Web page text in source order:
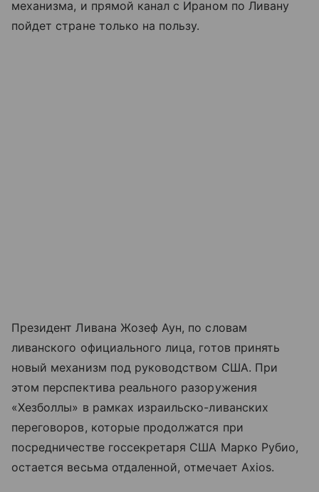
механизма, и прямой канал с Ираном по Ливану
пойдет стране только на пользу.
Президент Ливана Жозеф Аун, по словам
ливанского официального лица, готов принять
новый механизм под руководством США. При
этом перспектива реального разоружения
«Хезболлы» в рамках израильско-ливанских
переговоров, которые продолжатся при
посредничестве госсекретаря США Марко Рубио,
остается весьма отдаленной, отмечает Axios.